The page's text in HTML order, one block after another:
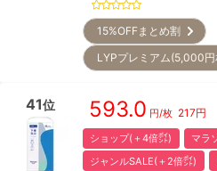
15%OFFまとめ割
LYPプレミアム(5,000
41位 593.0 円/枚 217円
ショップ(＋4倍㌽)
マラ
ジャンルSALE(＋2倍㌽)